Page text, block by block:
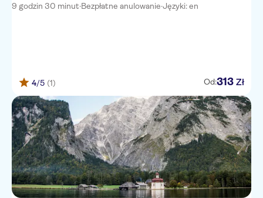
9 godzin 30 minut·Bezpłatne anulowanie·Języki: en
4/5 (1) Od:313 Zł